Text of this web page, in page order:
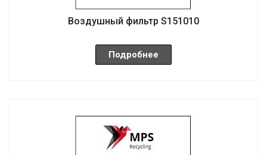
Воздушный фильтр S151010
Подробнее